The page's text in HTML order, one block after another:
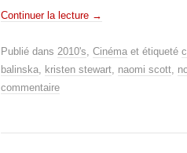
Continuer la lecture →
Publié dans 2010's Cinéma et étiqueté
balinska
kristen stewart naomi scott
commentaire